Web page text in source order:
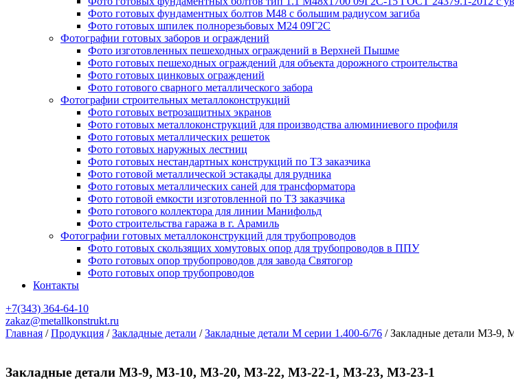
Фото готовых фундаментных болтов М48 с большим радиусом загиба
Фото готовых шпилек полнорезьбовых М24 09Г2С
Фотографии готовых заборов и ограждений
Фото изготовленных пешеходных ограждений в Верхней Пышме
Фото готовых пешеходных ограждений для объекта дорожного строительства
Фото готовых цинковых ограждений
Фото готового сварного металлического забора
Фотографии строительных металлоконструкций
Фото готовых ветрозащитных экранов
Фото готовых металлоконструкций для производства алюминиевого профиля
Фото готовых металлических решеток
Фото готовых наружных лестниц
Фото готовых нестандартных конструкций по ТЗ заказчика
Фото готовой металлической эстакады для рудника
Фото готовых металлических саней для трансформатора
Фото готовой емкости изготовленной по ТЗ заказчика
Фото готового коллектора для линии Манифольд
Фото строительства гаража в г. Арамиль
Фотографии готовых металлоконструкций для трубопроводов
Фото готовых скользящих хомутовых опор для трубопроводов в ППУ
Фото готовых опор трубопроводов для завода Святогор
Фото готовых опор трубопроводов
Контакты
+7(343) 364-64-10
zakaz@metallkonstrukt.ru
Главная / Продукция / Закладные детали / Закладные детали М серии 1.400-6/76 / Закладные детали М3-
Закладные детали М3-9, М3-10, М3-20, М3-22, М3-22-1, М3-23, М3-23-1